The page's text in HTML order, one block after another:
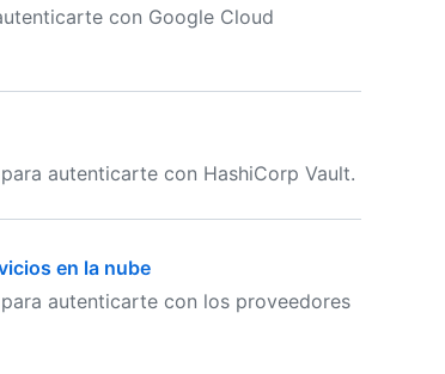
con Google Cloud
autenticarte con HashiCorp Vault.
en la nube
autenticarte con los proveedores